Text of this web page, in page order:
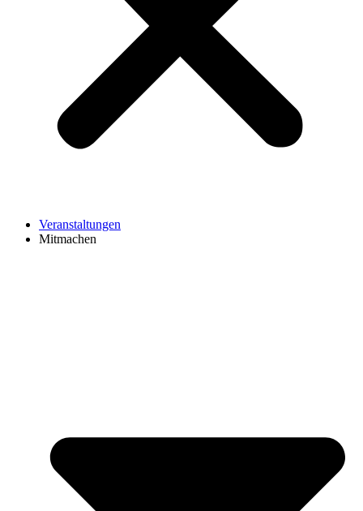
Veranstaltungen
Mitmachen